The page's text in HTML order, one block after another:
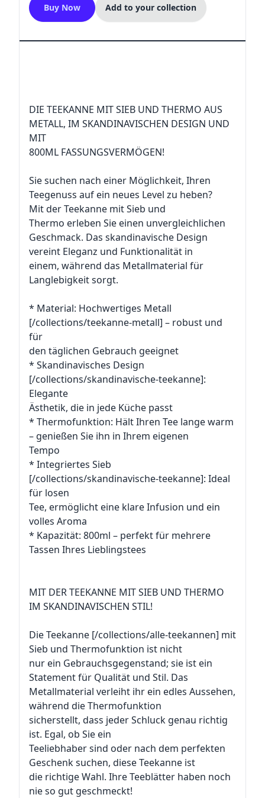
Buy Now Add to your collection
DIE TEEKANNE MIT SIEB UND THERMO AUS
METALL, IM SKANDINAVISCHEN DESIGN UND
MIT
800ML FASSUNGSVERMÖGEN!
Sie suchen nach einer Möglichkeit, Ihren
Teegenuss auf ein neues Level zu heben?
Mit der Teekanne mit Sieb und
Thermo erleben Sie einen unvergleichlichen
Geschmack. Das skandinavische Design
vereint Eleganz und Funktionalität in
einem, während das Metallmaterial für
Langlebigkeit sorgt.
* Material: Hochwertiges Metall
[/collections/teekanne-metall] – robust und
für
den täglichen Gebrauch geeignet
* Skandinavisches Design
[/collections/skandinavische-teekanne]:
Elegante
Ästhetik, die in jede Küche passt
* Thermofunktion: Hält Ihren Tee lange warm
– genießen Sie ihn in Ihrem eigenen
Tempo
* Integriertes Sieb
[/collections/skandinavische-teekanne]: Ideal
für losen
Tee, ermöglicht eine klare Infusion und ein
volles Aroma
* Kapazität: 800ml – perfekt für mehrere
Tassen Ihres Lieblingstees
MIT DER TEEKANNE MIT SIEB UND THERMO
IM SKANDINAVISCHEN STIL!
Die Teekanne [/collections/alle-teekannen] mit
Sieb und Thermofunktion ist nicht
nur ein Gebrauchsgegenstand; sie ist ein
Statement für Qualität und Stil. Das
Metallmaterial verleiht ihr ein edles Aussehen,
während die Thermofunktion
sicherstellt, dass jeder Schluck genau richtig
ist. Egal, ob Sie ein
Teeliebhaber sind oder nach dem perfekten
Geschenk suchen, diese Teekanne ist
die richtige Wahl. Ihre Teeblätter haben noch
nie so gut geschmeckt!